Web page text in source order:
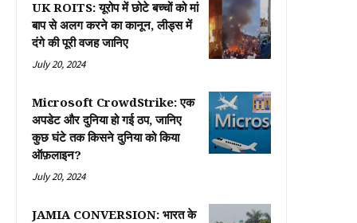
UK ROITS: यूरोप में छोटे बच्चों को मां
बाप से अलग करने का कानून, लीड्स में
दंगे की पूरी वजह जानिए
July 20, 2024
Microsoft CrowdStrike: एक
अपडेट और दुनिया हो गई ठप, जानिए
कुछ घंटे तक किसने दुनिया को किया
ऑफ़लाइन?
July 20, 2024
JAMIA CONVERSION: भारत के